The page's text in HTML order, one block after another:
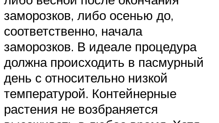
заморозков, либо осенью до,
соответственно, начала
заморозков. В идеале процедура
должна происходить в пасмурный
день с относительно низкой
температурой. Контейнерные
растения не возбраняется